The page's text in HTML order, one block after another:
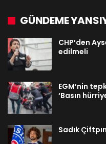
GÜNDEME
CHP’den
edilmeli
EGM’nin
‘Basın
Sadık